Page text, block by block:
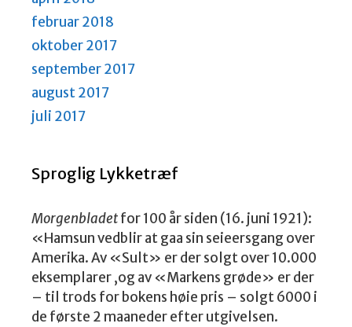
februar 2018
oktober 2017
september 2017
august 2017
juli 2017
Sproglig Lykketræf
Morgenbladetfor 100 år siden (16. juni 1921):
«Hamsun vedblir at gaa sin seieersgang over
Amerika. Av «Sult» er der solgt over 10.000
eksemplarer ,og av «Markens grøde» er der
– til trods for bokens høie pris – solgt 6000 i
de første 2 maaneder efter utgivelsen.